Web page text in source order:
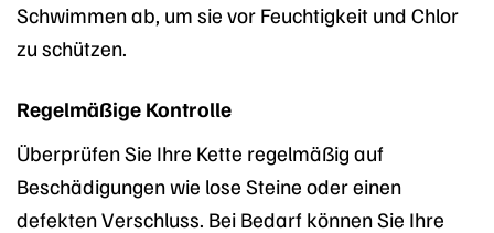
Schwimmen ab, um sie vor Feuchtigkeit und Chlor
zu schützen.
Regelmäßige Kontrolle
Überprüfen Sie Ihre Kette regelmäßig auf
Beschädigungen wie lose Steine oder einen
defekten Verschluss. Bei Bedarf können Sie Ihre